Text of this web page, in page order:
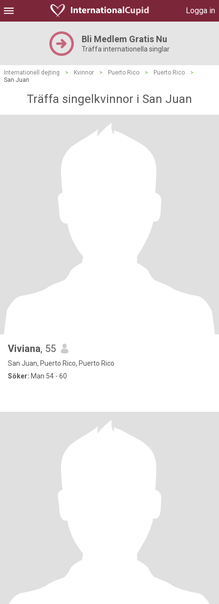
Logga in
Bli Medlem Gratis Nu
Träffa internationella singlar
Internationell dejting > Kvinnor > Puerto Rico > Puerto Rico
>
San Juan
Träffa singelkvinnor i San Juan
Viviana, 55
San Juan, Puerto Rico, Puerto Rico
Söker: Man 54 - 60